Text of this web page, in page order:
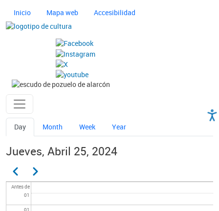
Navegación principal cultura
Inicio Mapa web
Accesibilidad
Imagen
Imagen
Ayuntamiento de Pozuelo
Solapas principales
Day Month Week Year
Jueves, Abril 25, 2024
Paginación
AnteriorSiguiente
Antes de
01